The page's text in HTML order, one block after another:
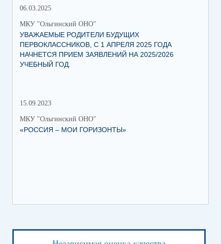
06.03.2025
МКУ "Ольгинский ОНО"
УВАЖАЕМЫЕ РОДИТЕЛИ БУДУЩИХ
ПЕРВОКЛАССНИКОВ, С 1 АПРЕЛЯ 2025 ГОДА
НАЧНЕТСЯ ПРИЕМ ЗАЯВЛЕНИЙ НА 2025/2026
УЧЕБНЫЙ ГОД.
15.09.2023
МКУ "Ольгинский ОНО"
«РОССИЯ – МОИ ГОРИЗОНТЫ»